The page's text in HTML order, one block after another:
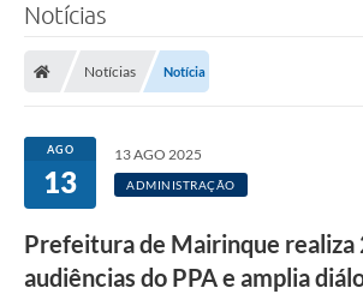
Notícias
Notícias Notícia
AGO
13
13 AGO 2025
ADMINISTRAÇÃO
Prefeitura de Mairinque realiza
audiências do PPA e amplia